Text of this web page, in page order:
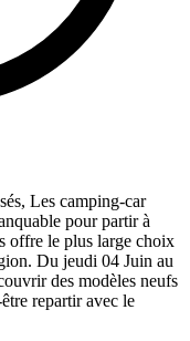
Les camping-car
pour partir à
offre le plus large choix
Du jeudi 04 Juin au
des modèles neufs
repartir avec le